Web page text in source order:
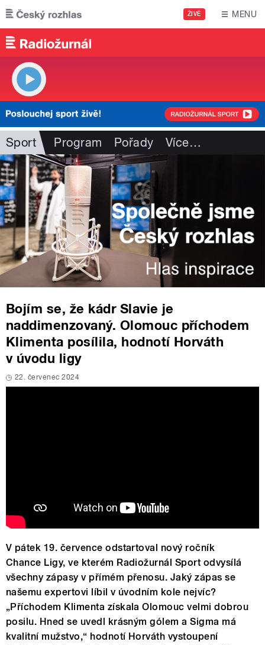
Přejít k hlavnímu obsahu
ŽIVĚ MENU
Sport Program Pořady Více…
Bojím se, že kádr Slavie je
naddimenzovaný. Olomouc příchodem
Klimenta posílila, hodnotí Horváth
v úvodu ligy
22. červenec 2024
V pátek 19. července odstartoval nový ročník
Chance Ligy, ve kterém Radiožurnál Sport odvysílá
všechny zápasy v přímém přenosu. Jaký zápas se
našemu expertovi líbil v úvodním kole nejvíc?
„Příchodem Klimenta získala Olomouc velmi dobrou
posilu. Hned se uvedl krásným gólem a Sigma má
kvalitní mužstvo,“ hodnotí Horváth vystoupení